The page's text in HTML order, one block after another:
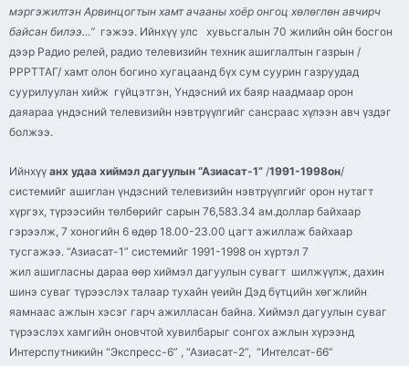
мэргэжилтэн Арвинцогтын хамт ачааны хоёр онгоц хөлөглөн авчирч
байсан билээ…” гэжээ. Ийнхүү улс хувьсгалын 70 жилийн ойн босгон
дээр Радио релей, радио телевизийн техник ашиглалтын газрын /
РРРТТАГ/ хамт олон богино хугацаанд бүх сум суурин газруудад
суурилуулан хийж гүйцэтгэн, Үндэсний их баяр наадмаар орон
даяараа үндэсний телевизийн нэвтрүүлгийг сансраас хүлээн авч үздэг
болжээ.
Ийнхүү анх удаа хиймэл дагуулын “Азиасат-1” /1991-1998он/
системийг ашиглан үндэсний телевизийн нэвтрүүлгийг орон нутагт
хүргэх, түрээсийн төлбөрийг сарын 76,583.34 ам.доллар байхаар
гэрээлж, 7 хоногийн 6 өдөр 18.00-23.00 цагт ажиллаж байхаар
тусгажээ. “Азиасат-1” системийг 1991-1998 он хүртэл 7
жил ашигласны дараа өөр хиймэл дагуулын сувагт шилжүүлж, дахин
шинэ суваг түрээслэх талаар тухайн үеийн Дэд бүтцийн хөгжлийн
яамнаас ажлын хэсэг гарч ажилласан байна. Хиймэл дагуулын суваг
түрээслэх хамгийн оновчтой хувилбарыг сонгох ажлын хүрээнд
Интерспутникийн “Экспресс-6” , “Азиасат-2”, “Интелсат-66”